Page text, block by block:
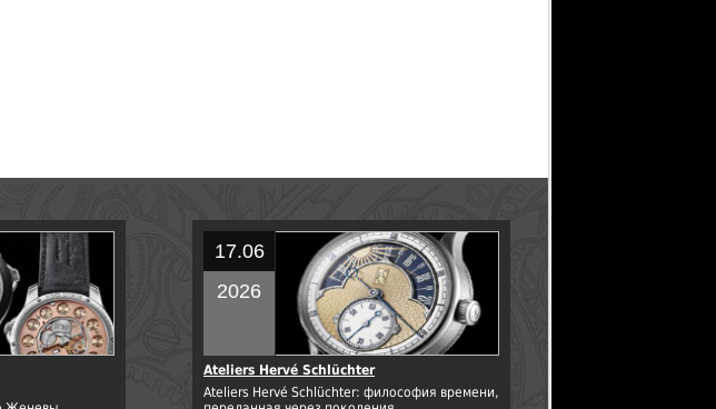
17.06
2026
Ateliers Hervé Schlüchter
Ateliers Hervé Schlüchter: философия времени,